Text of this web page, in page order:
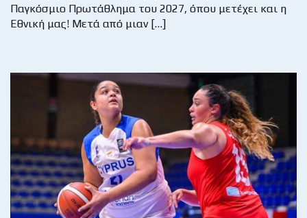
Παγκόσμιο Πρωτάθλημα του 2027, όπου μετέχει και η
Εθνική μας! Μετά από μιαν […]